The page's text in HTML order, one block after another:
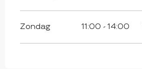
Zondag 11:00 - 14:00